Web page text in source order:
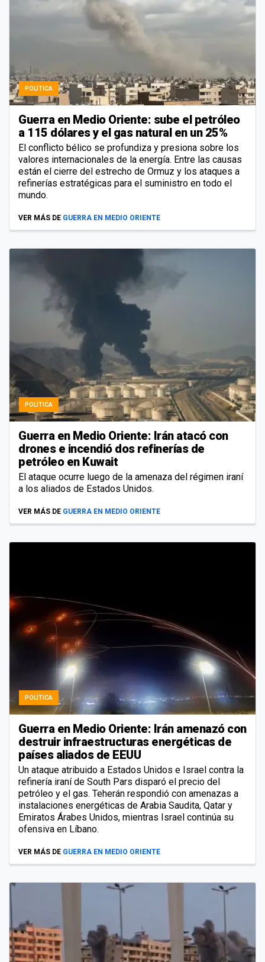
POLÍTICA
Guerra en Medio Oriente: sube el petróleo
a 115 dólares y el gas natural en un 25%
El conflicto bélico se profundiza y presiona sobre los
valores internacionales de la energía. Entre las causas
están el cierre del estrecho de Ormuz y los ataques a
refinerías estratégicas para el suministro en todo el
mundo.
VER MÁS DE GUERRA EN MEDIO ORIENTE
POLÍTICA
Guerra en Medio Oriente: Irán atacó con
drones e incendió dos refinerías de
petróleo en Kuwait
El ataque ocurre luego de la amenaza del régimen iraní
a los aliados de Estados Unidos.
VER MÁS DE GUERRA EN MEDIO ORIENTE
POLÍTICA
Guerra en Medio Oriente: Irán amenazó con
destruir infraestructuras energéticas de
países aliados de EEUU
Un ataque atribuido a Estados Unidos e Israel contra la
refinería iraní de South Pars disparó el precio del
petróleo y el gas. Teherán respondió con amenazas a
instalaciones energéticas de Arabia Saudita, Qatar y
Emiratos Árabes Unidos, mientras Israel continúa su
ofensiva en Líbano.
VER MÁS DE GUERRA EN MEDIO ORIENTE